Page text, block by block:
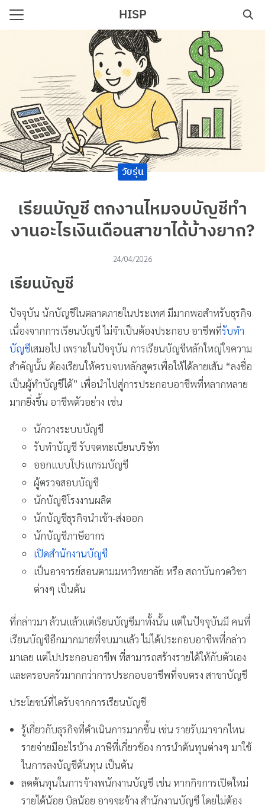
Skip
HISP
Search
วัยรุ่น
เรียนบัญชี ตกงานไหมจบบัญชีทํา
งานอะไรเงินเดือนสาขาได้บ้างยาก?
24/04/2026
เรียนบัญชี
ปัจจุบัน นักบัญชีในตลาดภายในประเทศ มีมากพอสำหรับธุรกิจ
เนื่องจากการเรียนบัญชี ไม่จำเป็นต้องประกอบ อาชีพที่รับทำ
บัญชีเสมอไป เพราะในปัจจุบัน การเรียนบัญชีหลักใหญ่ใจความ
สำคัญนั้น ต้องเรียนให้ครบจบหลักสูตรเพื่อให้ได้ลายเส้น “ลงชื่อ
เป็นผู้ทำบัญชีได้” เพื่อนำไปสู่การประกอบอาชีพที่หลากหลาย
มากยิ่งขึ้น อาชีพตัวอย่าง เช่น
นักวางระบบบัญชี
รับทำบัญชี รับจดทะเบียนบริษัท
ออกแบบโปรแกรมบัญชี
ผู้ตรวจสอบบัญชี
นักบัญชีโรงงานผลิต
นักบัญชีธุรกิจนำเข้า-ส่งออก
นักบัญชีภาษีอากร
เปิดสำนักงานบัญชี
เป็นอาจารย์สอนตามมหาวิทยาลัย หรือ สถาบันกวดวิชา
ต่างๆ เป็นต้น
ที่กล่าวมา ล้วนแล้วแต่เรียนบัญชีมาทั้งนั้น แต่ในปัจจุบันมี คนที่
เรียนบัญชีอีกมากมายที่จบมาแล้ว ไม่ได้ประกอบอาชีพที่กล่าว
มาเลย แต่ไปประกอบอาชีพ ที่สามารถสร้างรายได้ให้กับตัวเอง
และครอบครัวมากกว่าการประกอบอาชีพที่จบตรง สาขาบัญชี
ประโยชน์ที่ไดรับจากการเรียนบัญชี
รู้เกี่ยวกับธุรกิจที่ดำเนินการมากขึ้น เช่น รายรับมาจากไหน
รายจ่ายมีอะไรบ้าง ภาษีที่เกี่ยวข้อง การนำต้นทุนต่างๆ มาใช้
ในการลงบัญชีต้นทุน เป็นต้น
ลดต้นทุนในการจ้างพนักงานบัญชี เช่น หากกิจการเปิดใหม่
รายได้น้อย บิลน้อย อาจจะจ้าง สำนักงานบัญชี โดยไม่ต้อง